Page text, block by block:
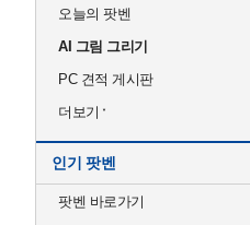
오늘의 팟벤
AI 그림 그리기
PC 견적 게시판
더보기
인기 팟벤
팟벤 바로가기